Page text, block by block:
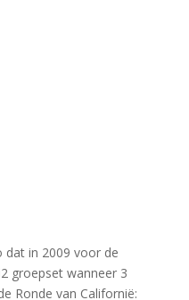
dat in 2009 voor de
groepset wanneer 3
Ronde van Californië: